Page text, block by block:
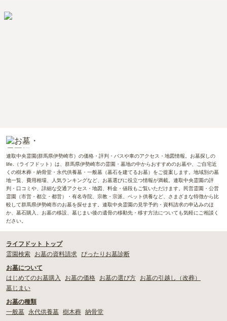
連取中央霊園(群馬県伊勢崎市）の価格・評判・バスや車のアクセス・地図情報。お墓探しの
life.（ライフドット）は、群馬県伊勢崎市の霊園・墓地の中からおすすめのお墓や、ご自宅近
くの樹木葬・納骨堂・永代供養墓・一般墓（墓石を建てるお墓）をご提案します。地域別の墓
地一覧、費用相場、人気ランキングなど、お墓選びに役立つ情報が満載。連取中央霊園の評
判・口コミや、詳細な交通アクセス・地図、料金・値段もご覧いただけます。民営霊園・公営
霊園（市営・都立・都営）・有名寺院、宗教・宗派、ペット供養など、さまざまな特徴から比
較して群馬県伊勢崎市のお墓を探せます。連取中央霊園の見学予約・資料請求の申込みのほ
か、墓石購入、お墓の移設、墓じまい後の遺骨の移動先・移す方法についても気軽にご相談く
ださい。
ライフドット トップ
霊園検索
お墓の資料請求 ぴったりお墓診断
お墓について
はじめてのお墓購入
お墓の価格 お墓の選び方
お墓の引越し（改葬）
墓じまい
お墓の種類
一般墓
永代供養墓 樹木葬 納骨堂